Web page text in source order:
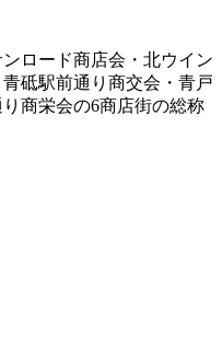
ロード商店会・北ウイン
砥駅前通り商交会・青戸
商栄会の6商店街の総称